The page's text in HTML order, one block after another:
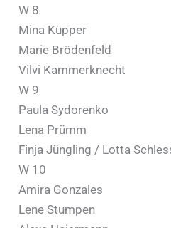
W 8
Mina Küpper
Marie Brödenfeld
Vilvi Kammerknecht
W 9
Paula Sydorenko
Lena Prümm
Finja Jüngling / Lotta
W 10
Amira Gonzales
Lene Stumpen